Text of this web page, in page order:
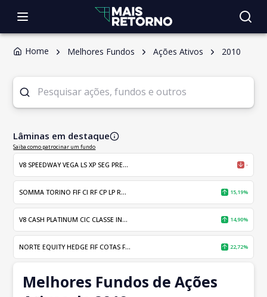
Home Melhores Fundos Ações Ativos 2010
Lâminas em destaque
Saiba como patrocinar um fundo
V8 SPEEDWAY VEGA LS XP SEG PRE... -
SOMMA TORINO FIF CI RF CP LP R... 15,19%
V8 CASH PLATINUM CIC CLASSE IN... 14,90%
NORTE EQUITY HEDGE FIF COTAS F... 22,72%
Melhores Fundos de Ações